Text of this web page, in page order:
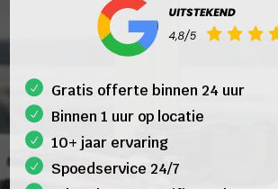
Gratis offerte binnen 24 uur
Binnen 1 uur op locatie
10+ jaar ervaring
Spoedservice 24/7